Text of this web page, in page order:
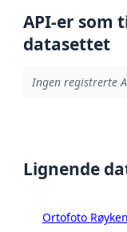
API-er som
datasettet
Ingen registrerte
Lignende
Ortofoto